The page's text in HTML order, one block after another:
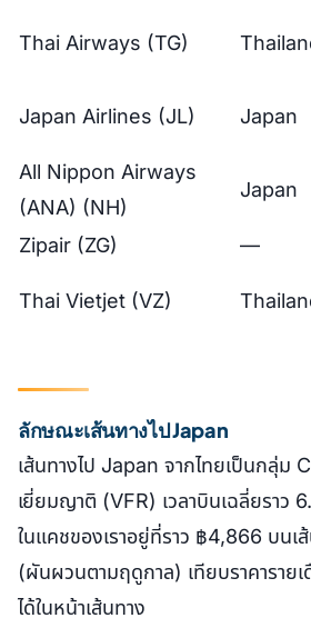
Thai Airways (TG)
Japan Airlines (JL) Japan
All Nippon Airways
(ANA) (NH)
Japan
Zipair (ZG)
—
Thai Vietjet (VZ)
ลักษณะเส้นทางไป Japan
เส้นทางไป Japan จากไทยเป็นกลุ่ม
เยี่ยมญาติ (VFR) เวลาบินเฉลี่ยราว
ในแคชของเราอยู่ที่ราว ฿4,866 บนเ
(ผันผวนตามฤดูกาล) เทียบราคาราย
ได้ในหน้าเส้นทาง